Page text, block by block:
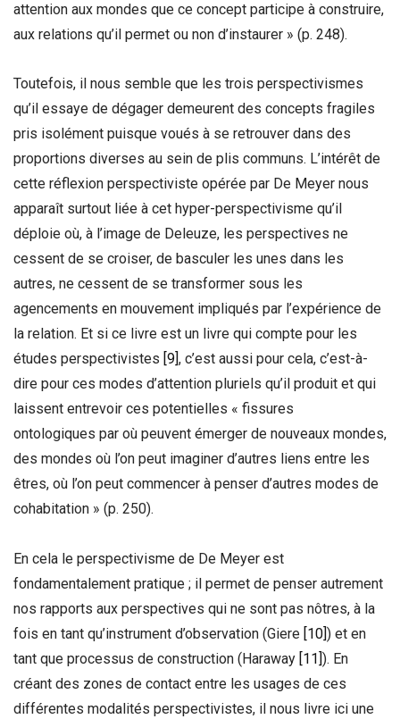
attention aux mondes que ce concept participe à construire,
aux relations qu’il permet ou non d’instaurer » (p. 248).
Toutefois, il nous semble que les trois perspectivismes
qu’il essaye de dégager demeurent des concepts fragiles
pris isolément puisque voués à se retrouver dans des
proportions diverses au sein de plis communs. L’intérêt de
cette réflexion perspectiviste opérée par De Meyer nous
apparaît surtout liée à cet hyper-perspectivisme qu’il
déploie où, à l’image de Deleuze, les perspectives ne
cessent de se croiser, de basculer les unes dans les
autres, ne cessent de se transformer sous les
agencements en mouvement impliqués par l’expérience de
la relation. Et si ce livre est un livre qui compte pour les
études perspectivistes [9] , c’est aussi pour cela, c’est-à-
dire pour ces modes d’attention pluriels qu’il produit et qui
laissent entrevoir ces potentielles « fissures
ontologiques par où peuvent émerger de nouveaux mondes,
des mondes où l’on peut imaginer d’autres liens entre les
êtres, où l’on peut commencer à penser d’autres modes de
cohabitation » (p. 250).
En cela le perspectivisme de De Meyer est
fondamentalement pratique ; il permet de penser autrement
nos rapports aux perspectives qui ne sont pas nôtres, à la
fois en tant qu’instrument d’observation (Giere [10]) et en
tant que processus de construction (Haraway [11]). En
créant des zones de contact entre les usages de ces
différentes modalités perspectivistes, il nous livre ici une